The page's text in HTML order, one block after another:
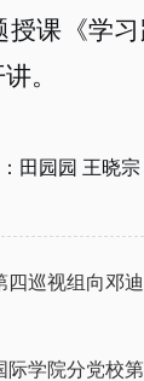
授课《学
。
田园园 王晓宗
四巡视组向邓
际学院分党校